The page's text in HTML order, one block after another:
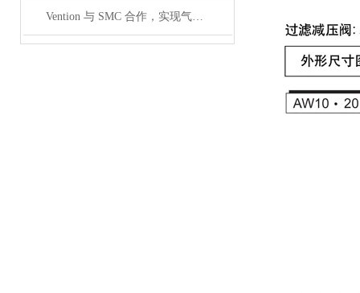
Vention 与 SMC 合作，实现气动设备的数字化工程